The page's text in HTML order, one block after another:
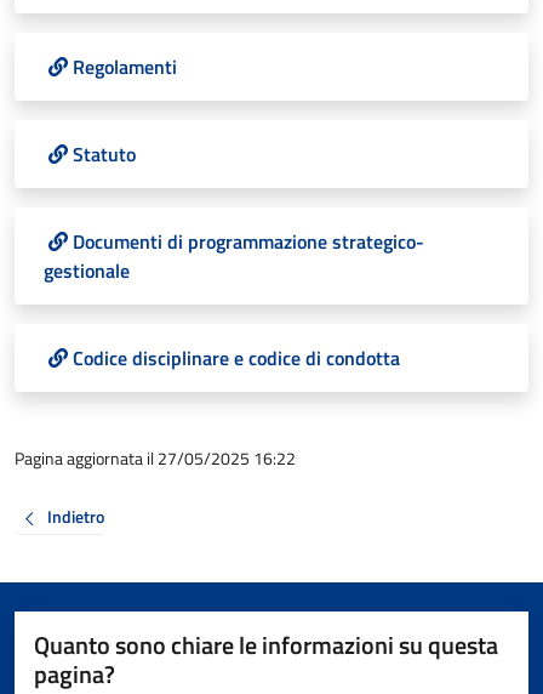
Regolamenti
Statuto
Documenti di programmazione strategico-
gestionale
Codice disciplinare e codice di condotta
Pagina aggiornata il 27/05/2025 16:22
Indietro
Quanto sono chiare le informazioni su questa
pagina?